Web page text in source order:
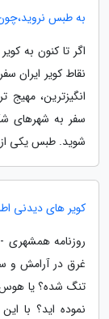
به طبس
اگر تا کنون به
نقاط کویر ایران
انگیزترین،
سفر به شهرهای
شوید. طبس یکی
کویر های دیدنی
روزنامه همشهری -
غرق در آرامش و
تنگ شده؟ یا هوس